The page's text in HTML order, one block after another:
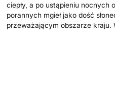
ciepły, a po ustąpieniu nocnych
porannych mgieł jako dość
przeważającym obszarze kraju.